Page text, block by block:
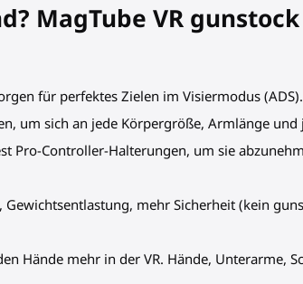
MagTube VR
für perfektes Zielen im Visiermodus (ADS).
um sich an jede Körpergröße, Armlänge und
Pro-Controller-Halterungen, um sie
mehr Sicherheit (kein
Hände mehr in der VR. Hände, Unterarme,